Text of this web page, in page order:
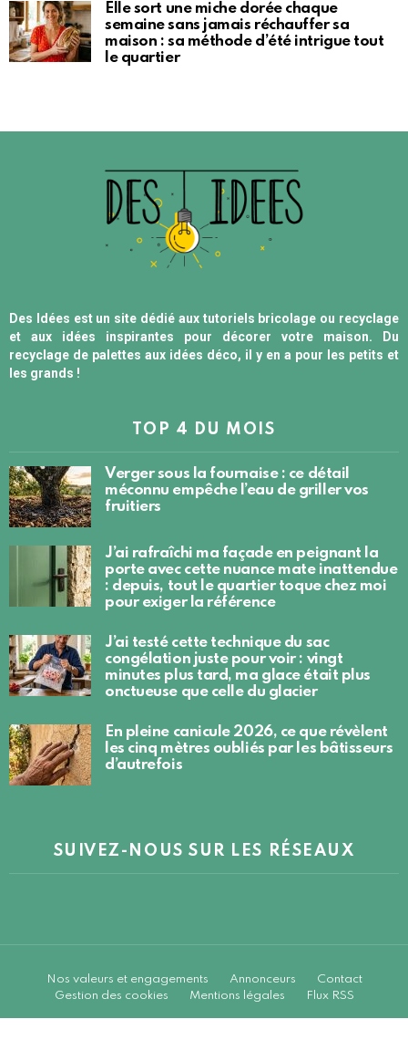
Elle sort une miche dorée chaque
semaine sans jamais réchauffer sa
maison : sa méthode d’été intrigue tout
le quartier
Des Idées est un site dédié aux tutoriels bricolage ou recyclage
et aux idées inspirantes pour décorer votre maison. Du
recyclage de palettes aux idées déco, il y en a pour les petits et
les grands !
TOP 4 DU MOIS
Verger sous la fournaise : ce détail
méconnu empêche l’eau de griller vos
fruitiers
J’ai rafraîchi ma façade en peignant la
porte avec cette nuance mate inattendue
: depuis, tout le quartier toque chez moi
pour exiger la référence
J’ai testé cette technique du sac
congélation juste pour voir : vingt
minutes plus tard, ma glace était plus
onctueuse que celle du glacier
En pleine canicule 2026, ce que révèlent
les cinq mètres oubliés par les bâtisseurs
d’autrefois
SUIVEZ-NOUS SUR LES RÉSEAUX
Nos valeurs et engagements Annonceurs
Contact
Gestion des cookies
Mentions légales Flux RSS